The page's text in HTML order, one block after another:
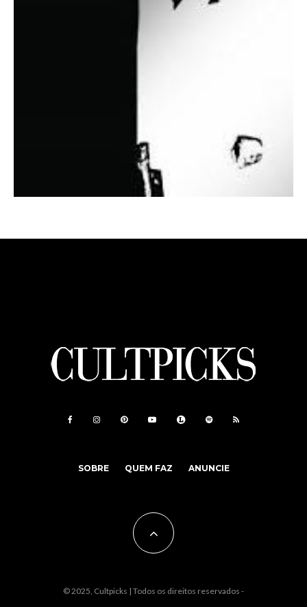
SOBRE QUEM FAZ ANUNCIE
© 2025, Cultpicks | Todos os direitos reservados -